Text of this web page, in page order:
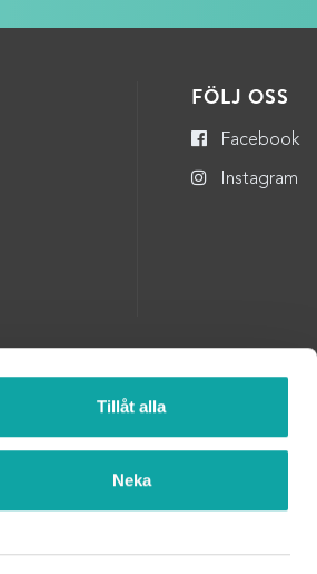
Tillåt alla
Neka
FÖLJ OSS
Facebook
Instagram